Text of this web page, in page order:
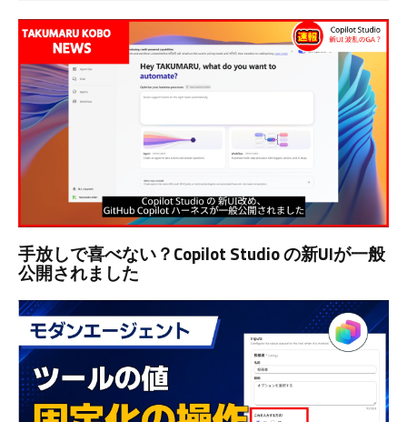
手放しで喜べない？Copilot Studio の新UIが一般
公開されました